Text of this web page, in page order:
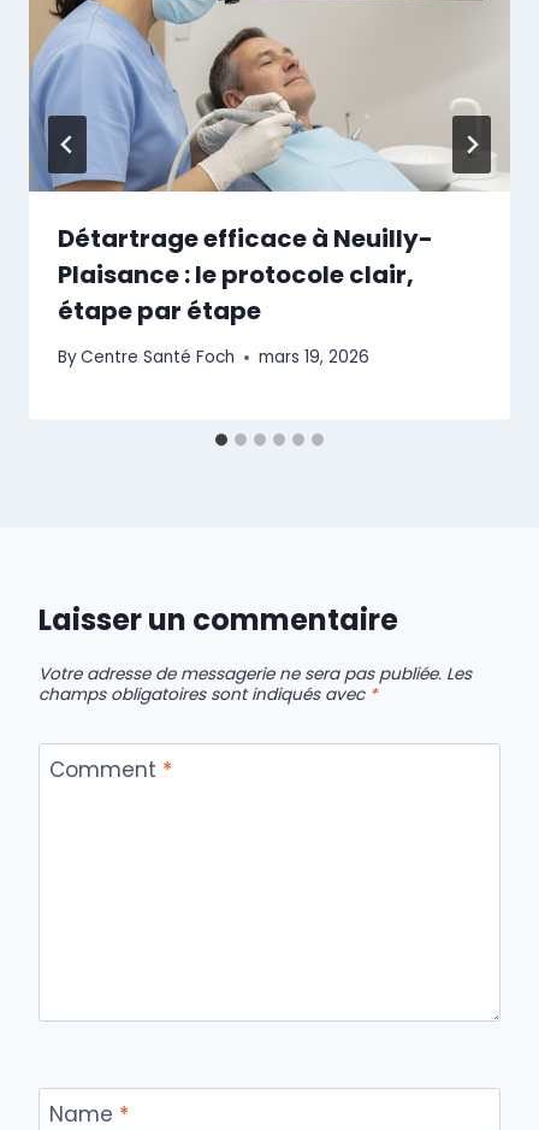
Détartrage efficace à Neuilly-
Plaisance : le protocole clair,
étape par étape
ByCentre Santé Foch mars 19, 2026
Laisser un commentaire
Votre adresse de messagerie ne sera pas publiée. Les
champs obligatoires sont indiqués avec *
Comment *
Name *